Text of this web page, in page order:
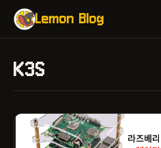
Lemon Blog
K3S